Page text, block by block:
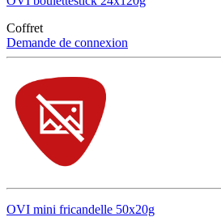
Coffret
Demande de connexion
OVI mini fricandelle 50x20g